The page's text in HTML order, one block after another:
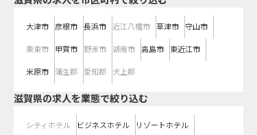
大津市 彦根市 長浜市 近江八幡市 草津市 守山市
栗東市 甲賀市 野洲市 湖南市 高島市 東近江市
米原市 蒲生郡 愛知郡 犬上郡
滋賀県の求人を業態で絞り込む
シティホテル ビジネスホテル リゾートホテル